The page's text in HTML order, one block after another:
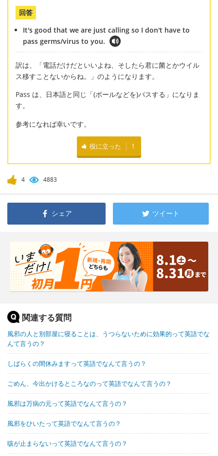
回答
It's good that we are just calling so I don't have to
pass germs/virus to you.
訳は、「電話だけだといいよね、そしたら君に菌とかウイル
ス移すことないからね。」のようになります。
Pass は、日本語と同じ「(ボールなどを)パスする」になりま
す。
参考になれば幸いです。
役に立った 1
4 4883
シェア ツイート
関連する質問
風邪の人と別部屋に寝ることは、うつらないために効果的って英語でな
んて言うの？
しばらくの間休みますって英語でなんて言うの？
ごめん、今出かけるところなのって英語でなんて言うの？
風邪は万病の元って英語でなんて言うの？
風邪をひいたって英語でなんて言うの？
咳が止まらないって英語でなんて言うの？